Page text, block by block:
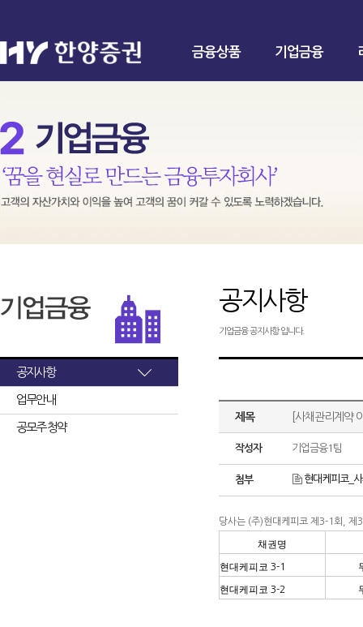
금융상품 기업금융
공지사항
업무안내
공모주 청약
공지사항
기업금융 공지사항 입니다.
제목 [사채관리계약
작성자 기업금융1팀
첨부 현대케피코_
당사는 (주)현대케피코 제 3-1 회 제
채권명
현대케피코 3-1
현대케피코 3-2